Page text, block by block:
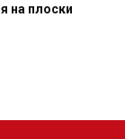
на плоски